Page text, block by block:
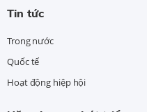
Tin tức
Trong nước
Quốc tế
Hoạt động hiệp hội